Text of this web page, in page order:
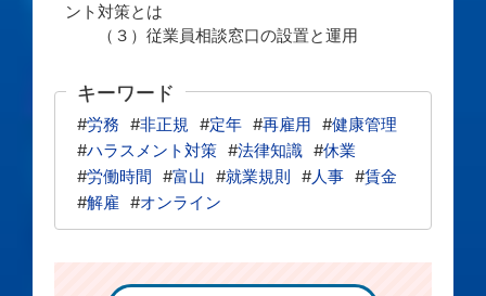
ント対策とは
（３）従業員相談窓口の設置と運用
キーワード
#労務 #非正規 #定年 #再雇用 #健康管理
#ハラスメント対策 #法律知識 #休業
#労働時間 #富山 #就業規則 #人事 #賃金
#解雇 #オンライン